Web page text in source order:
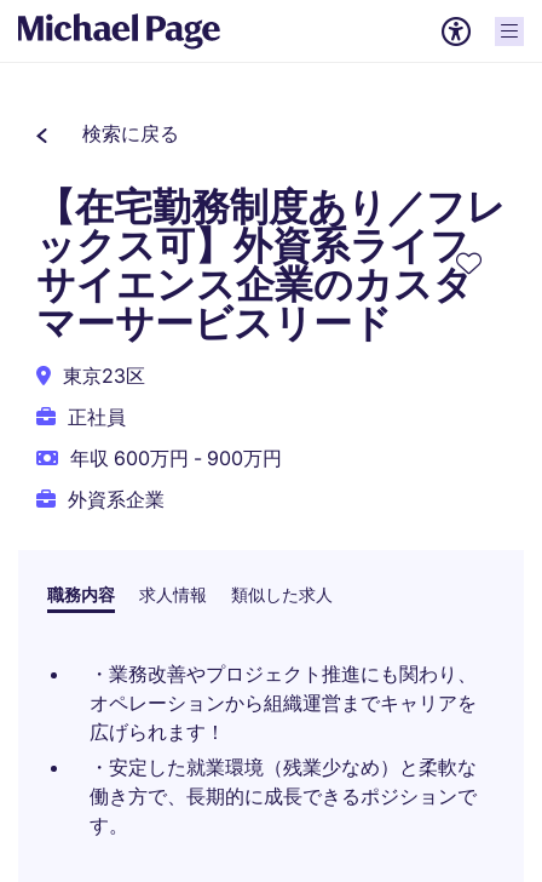
検索に戻る
【在宅勤務制度あり／フレ
ックス可】外資系ライフ
サイエンス企業のカスタ
マーサービスリード
東京23区
正社員
年収 600万円 - 900万円
外資系企業
職務内容 求人情報 類似した求人
・業務改善やプロジェクト推進にも関わり、
オペレーションから組織運営までキャリアを
広げられます！
・安定した就業環境（残業少なめ）と柔軟な
働き方で、長期的に成長できるポジションで
す。